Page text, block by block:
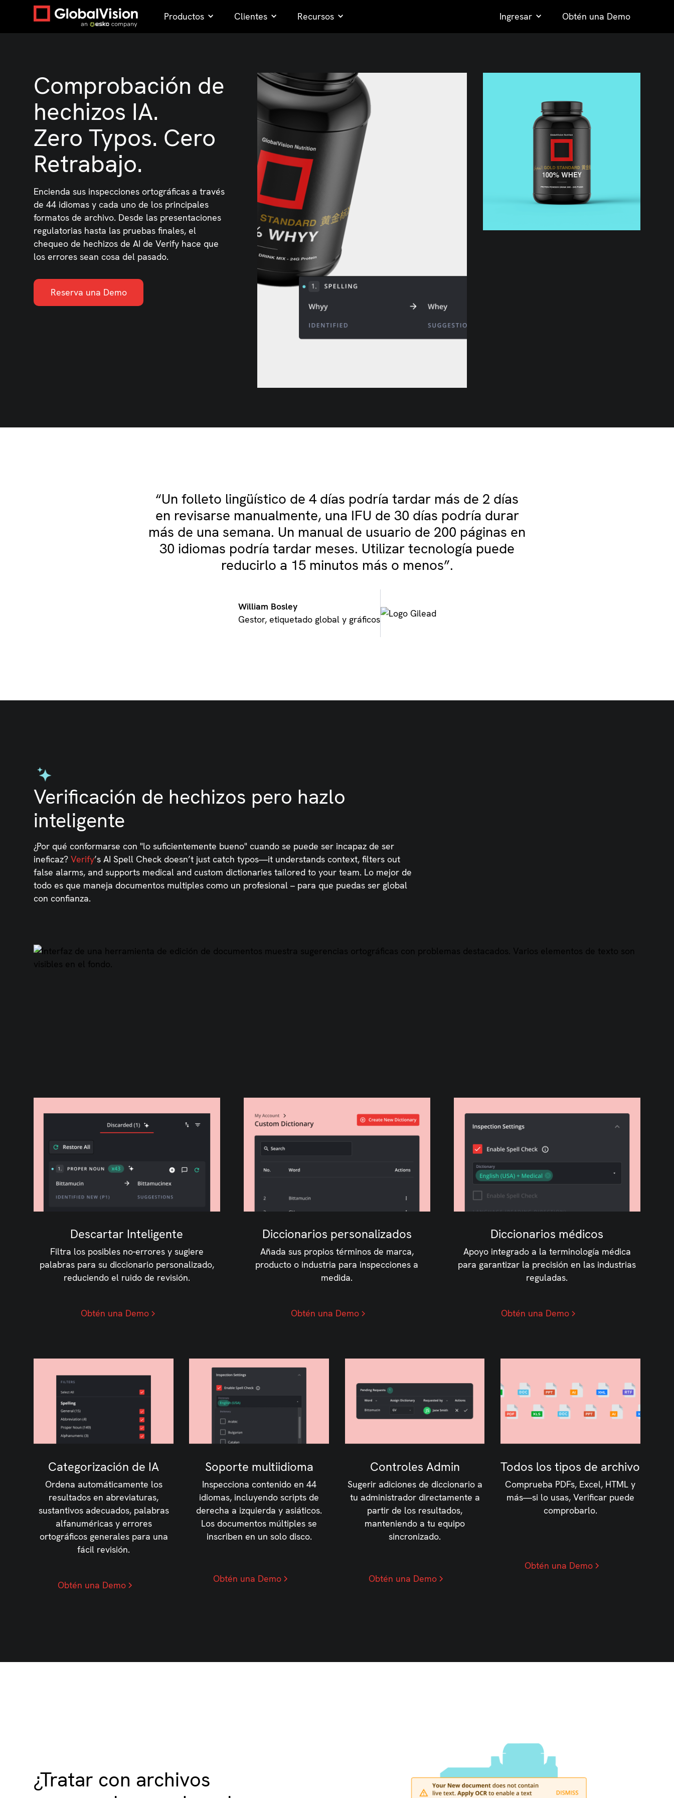
Productos Clientes Recursos Ingresar Obtén una Demo
Comprobación de
hechizos IA.
Zero Typos. Cero
Retrabajo.
Encienda sus inspecciones ortográficas a través
de 44 idiomas y cada uno de los principales
formatos de archivo. Desde las presentaciones
regulatorias hasta las pruebas finales, el
chequeo de hechizos de AI de Verify hace que
los errores sean cosa del pasado.
Reserva una Demo
“Un folleto lingüístico de 4 días podría tardar más de 2 días
en revisarse manualmente, una IFU de 30 días podría durar
más de una semana. Un manual de usuario de 200 páginas en
30 idiomas podría tardar meses. Utilizar tecnología puede
reducirlo a 15 minutos más o menos”.
William Bosley
Gestor, etiquetado global y gráficos
Verificación de hechizos pero hazlo
inteligente
¿Por qué conformarse con "lo suficientemente bueno" cuando se puede ser incapaz de ser
ineficaz?Verify’s AI Spell Check doesn’t just catch typos—it understands context, filters out
false alarms, and supports medical and custom dictionaries tailored to your team. Lo mejor de
todo es que maneja documentos multiples como un profesional – para que puedas ser global
con confianza.
Descartar Inteligente
Filtra los posibles no-errores y sugiere
palabras para su diccionario personalizado,
reduciendo el ruido de revisión.
Obtén una Demo
Diccionarios personalizados
Añada sus propios términos de marca,
producto o industria para inspecciones a
medida.
Obtén una Demo
Diccionarios médicos
Apoyo integrado a la terminología médica
para garantizar la precisión en las industrias
reguladas.
Obtén una Demo
Categorización de IA
Ordena automáticamente los
resultados en abreviaturas,
sustantivos adecuados, palabras
alfanuméricas y errores
ortográficos generales para una
fácil revisión.
Obtén una Demo
Soporte multiidioma
Inspecciona contenido en 44
idiomas, incluyendo scripts de
derecha a izquierda y asiáticos.
Los documentos múltiples se
inscriben en un solo disco.
Obtén una Demo
Controles Admin
Sugerir adiciones de diccionario a
tu administrador directamente a
partir de los resultados,
manteniendo a tu equipo
sincronizado.
Obtén una Demo
Todos los tipos de archivo
Comprueba PDFs, Excel, HTML y
más—si lo usas, Verificar puede
comprobarlo.
Obtén una Demo
¿Tratar con archivos